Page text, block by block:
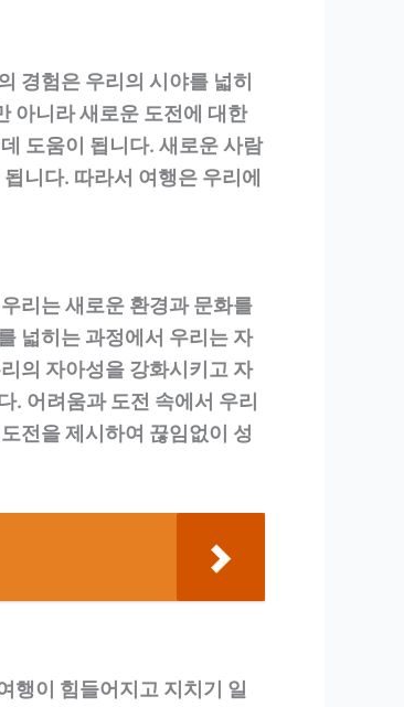
경험은 우리의 시야를 넓히
아니라 새로운 도전에 대한
도움이 됩니다. 새로운 사람
니다. 따라서 여행은 우리에
리는 새로운 환경과 문화를
넓히는 과정에서 우리는 자
의 자아성을 강화시키고 자
. 어려움과 도전 속에서 우리
전을 제시하여 끊임없이 성
행이 힘들어지고 지치기 일